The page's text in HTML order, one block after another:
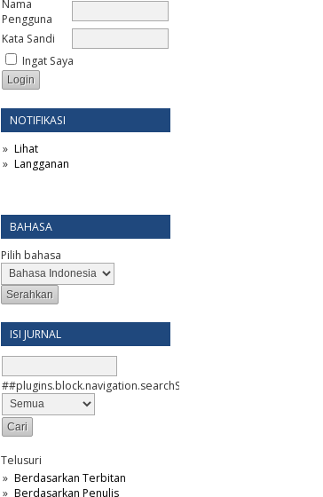
Nama
Pengguna
Kata Sandi
Ingat Saya
NOTIFIKASI
Lihat
Langganan
BAHASA
Pilih bahasa
ISI JURNAL
##plugins.block.navigation.searchScope##
Telusuri
Berdasarkan Terbitan
Berdasarkan Penulis